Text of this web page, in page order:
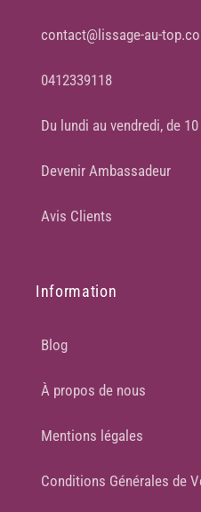
contact@lissage-au-
0412339118
Du lundi au vendredi, de
Devenir Ambassadeur
Avis Clients
Information
Blog
À propos de nous
Mentions légales
Conditions Générales de